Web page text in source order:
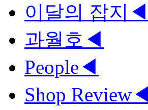
이달의 잡지 ◀
과월호 ◀
People◀
Shop Review◀